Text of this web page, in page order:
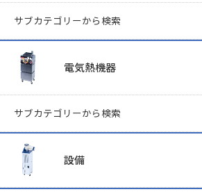
サブカテゴリーから検索
電気熱機器
サブカテゴリーから検索
設備